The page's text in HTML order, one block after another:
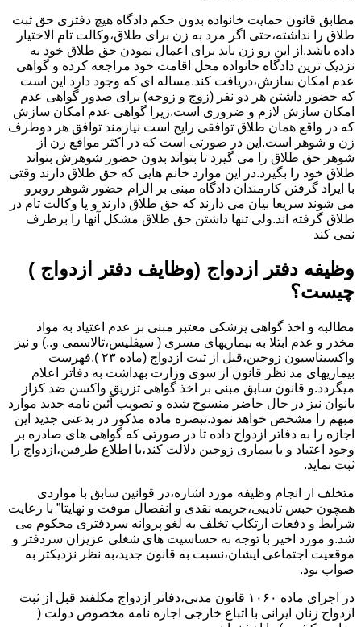
مطابق قانون حمایت خانواده بدون حکم دادگاه هیچ دفتری حق ثبت
طلاق را نداشته،حتی اگر مرد به زن برای طلاق،وکالت تام الاختیار
داده باشد.از این رو زن باید برای اعمال نمودن حق طلاق خود به
نزدیک ترین دادگاه خانواده محل اقامت خود مراجعه کرده و گواهی
عدم امکان سازش،دریافت کند.مساله ای که وجود دارد این است
که حضور داشتن هر دو نفر (زوج و زوجه) برای صدور گواهی عدم
امکان سازش لازم و ضروری است.زیرا گواهی عدم امکان سازش
که در واقع همان طلاق توافقی رایج است نیازمند توافق هر دوطرف
زن و شوهر است.این در صورتی است که در اکثر مواقع زن از
شوهر حق طلاق را می گیرد تا بتواند بدون حضور شوهرش بتواند
طلاق خود را بگیرد.در این موارد خانم هایی که حق طلاق دارند وقتی
با ایراد گرفتن کارمندان دادگاه مبنی بر الزام حضور شوهر روبرو
می شوند سریعا بیان می دارند که حق طلاق دارند و یا وکالت تام در
طلاق گرفته اند.ولی تنها داشتن حق طلاق مشکل آنها را برطرف
نمی کند
وظیفه دفتر ازدواج (وظایف دفتر ازدواج )
چیست؟
مطالبه و اخذ گواهی پزشکی معتبر مبنی بر عدم اعتیاد به مواد
مخدر و عدم ابتلا به بیماریهای مسری ( سیفلیس،تالاسمی و..) و نیز
واکسیناسیون زوجین،قبل از ثبت ازدواج (ماده ۲۳ ).فهرست
بیماریهای مد نظر قانون از سوی وزارت بهداشت به دفاتر اعلام
میگردد.و قانون سابق مبنی بر اخذ گواهی تزریق واکسن ضد کزاز
بانوان نیز در حال حاضر منسوخ شده و تصویب آئین نامه جدید موارد
مبهم را مشخص خواهد نمود.تبصره ماده مذکور در بدعتی جدید این
اجازه را به دفاتر ازدواج داده تا در صورتی که گواهی های صادره بر
وجود اعتیاد و یا بیماری زوجین دلالت کند،با اطلاع طرفین،ازدواج را
ثبت نماید.
متخلف از انجام وظیفه مورد اشاره،در قوانین سابق با مواردی
همچون حبس تادیبی،جریمه نقدی و انفصال موقت و نهایتا” با رعایت
شرایط و دفعات ارتکاب تخلف به لغو پروانه سردفتری محکوم می
شد.و مورد اخیر با توجه به حساسیت های شغلی عزیزان سردفتر و
موقعیت اجتماعی ایشان،نسبت به قانون جدید،به نظر نزدیکتر به
صواب بود.
در اجرای ماده ۱۰۶۰ قانون مدنی،دفاتر ازدواج مکلفند قبل از ثبت
ازدواج زنان ایرانی با اتباع خارجی اجازه نامه مخصوص دولت (